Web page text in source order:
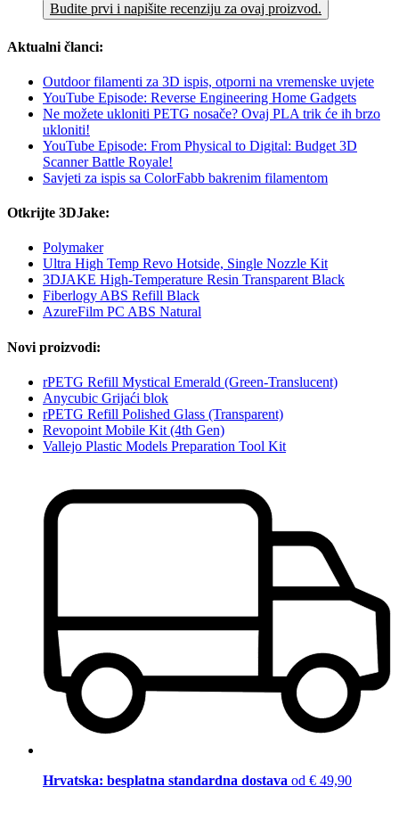
Budite prvi i napišite recenziju za ovaj proizvod.
Aktualni članci:
Outdoor filamenti za 3D ispis, otporni na vremenske uvjete
YouTube Episode: Reverse Engineering Home Gadgets
Ne možete ukloniti PETG nosače? Ovaj PLA trik će ih brzo
ukloniti!
YouTube Episode: From Physical to Digital: Budget 3D
Scanner Battle Royale!
Savjeti za ispis sa ColorFabb bakrenim filamentom
Otkrijte 3DJake:
Polymaker
Ultra High Temp Revo Hotside, Single Nozzle Kit
3DJAKE High-Temperature Resin Transparent Black
Fiberlogy ABS Refill Black
AzureFilm PC ABS Natural
Novi proizvodi:
rPETG Refill Mystical Emerald (Green-Translucent)
Anycubic Grijaći blok
rPETG Refill Polished Glass (Transparent)
Revopoint Mobile Kit (4th Gen)
Vallejo Plastic Models Preparation Tool Kit
Hrvatska: besplatna standardna dostava od € 49,90